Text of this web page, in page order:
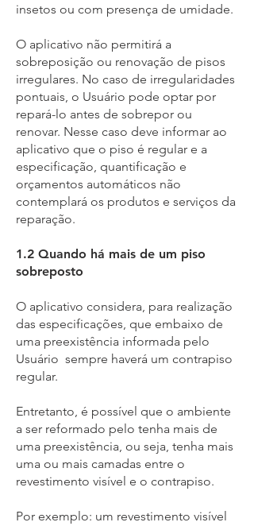
insetos ou com presença de umidade.
O aplicativo não permitirá a
sobreposição ou renovação de pisos
irregulares. No caso de irregularidades
pontuais, o Usuário pode optar por
repará-lo antes de sobrepor ou
renovar. Nesse caso deve informar ao
aplicativo que o piso é regular e a
especificação, quantificação e
orçamentos automáticos não
contemplará os produtos e serviços da
reparação.
1.2 Quando há mais de um piso
sobreposto
O aplicativo considera, para realização
das especificações, que embaixo de
uma preexistência informada pelo
Usuário sempre haverá um contrapiso
regular.
Entretanto, é possível que o ambiente
a ser reformado pelo tenha mais de
uma preexistência, ou seja, tenha mais
uma ou mais camadas entre o
revestimento visível e o contrapiso.
Por exemplo: um revestimento visível